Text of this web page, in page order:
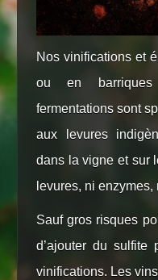
Nos vinifications et
ou en
fermentations sont
aux levures
dans la vigne et sur
levures, ni
Sauf gros risques
d’ajouter du sulfite
vinifications. Les